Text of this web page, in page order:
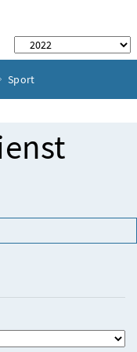
Sport